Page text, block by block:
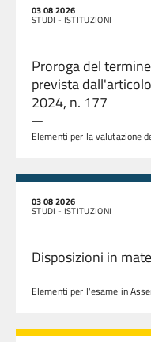
03 08 2026
STUDI - ISTITUZIONI
Proroga del
prevista
2024, n. 177
—
Elementi per la valutazione
03 08 2026
STUDI - ISTITUZIONI
Disposizioni in
—
Elementi per l'esame in